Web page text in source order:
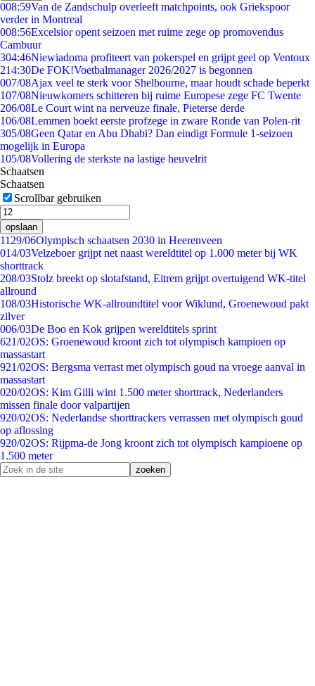
008:59Van de Zandschulp overleeft matchpoints, ook Griekspoor
verder in Montreal
008:56Excelsior opent seizoen met ruime zege op promovendus
Cambuur
304:46Niewiadoma profiteert van pokerspel en grijpt geel op Ventoux
214:30De FOK!Voetbalmanager 2026/2027 is begonnen
007/08Ajax veel te sterk voor Shelbourne, maar houdt schade beperkt
107/08Nieuwkomers schitteren bij ruime Europese zege FC Twente
206/08Le Court wint na nerveuze finale, Pieterse derde
106/08Lemmen boekt eerste profzege in zware Ronde van Polen-rit
305/08Geen Qatar en Abu Dhabi? Dan eindigt Formule 1-seizoen
mogelijk in Europa
105/08Vollering de sterkste na lastige heuvelrit
Schaatsen
Schaatsen
Scrollbar gebruiken
opslaan
11 29/06Olympisch schaatsen 2030 in Heerenveen
014/03Velzeboer grijpt net naast wereldtitel op 1.000 meter bij WK
shorttrack
208/03Stolz breekt op slotafstand, Eitrem grijpt overtuigend WK-titel
allround
108/03Historische WK-allroundtitel voor Wiklund, Groenewoud pakt
zilver
006/03De Boo en Kok grijpen wereldtitels sprint
621/02OS: Groenewoud kroont zich tot olympisch kampioen op
massastart
921/02OS: Bergsma verrast met olympisch goud na vroege aanval in
massastart
020/02OS: Kim Gilli wint 1.500 meter shorttrack, Nederlanders
missen finale door valpartijen
920/02OS: Nederlandse shorttrackers verrassen met olympisch goud
op aflossing
920/02OS: Rijpma-de Jong kroont zich tot olympisch kampioene op
1.500 meter